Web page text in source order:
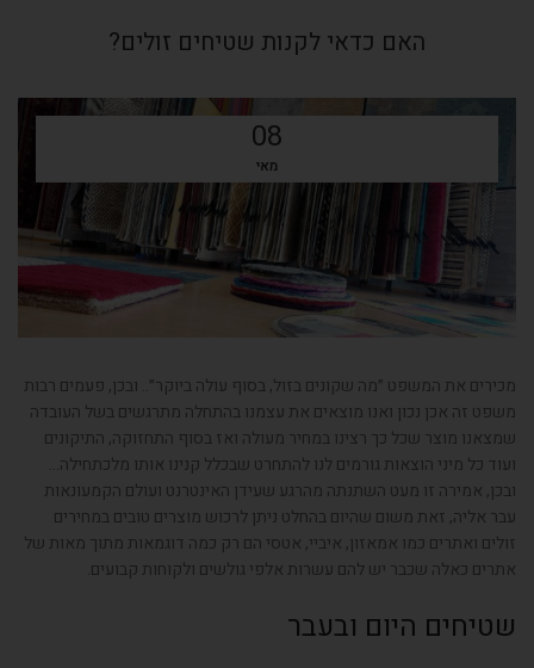
האם כדאי לקנות שטיחים זולים?
08
מאי
מכירים את המשפט ״מה שקונים בזול, בסוף עולה ביוקר״.. ובכן, פעמים רבות
משפט זה אכן נכון ואנו מוצאים את עצמנו בהתחלה מתרגשים בשל העובדה
שמצאנו מוצר שכל כך רצינו במחיר מעולה ואז בסוף התחזוקה, התיקונים
ועוד כל מיני הוצאות גורמים לנו להתחרט שבכלל קנינו אותו מלכתחילה…
ובכן, אמירה זו מעט השתנתה מהרגע שעידן האינטרנט ועולם הקמעונאות
עבר אליה, זאת משום שהיום בהחלט ניתן לרכוש מוצרים טובים במחירים
זולים ואתרים כמו אמאזון, איביי, אטסי הם רק כמה דוגמאות מתוך מאות של
אתרים כאלה שכבר יש להם עשרות אלפי גולשים ולקוחות קבועים.
שטיחים היום ובעבר